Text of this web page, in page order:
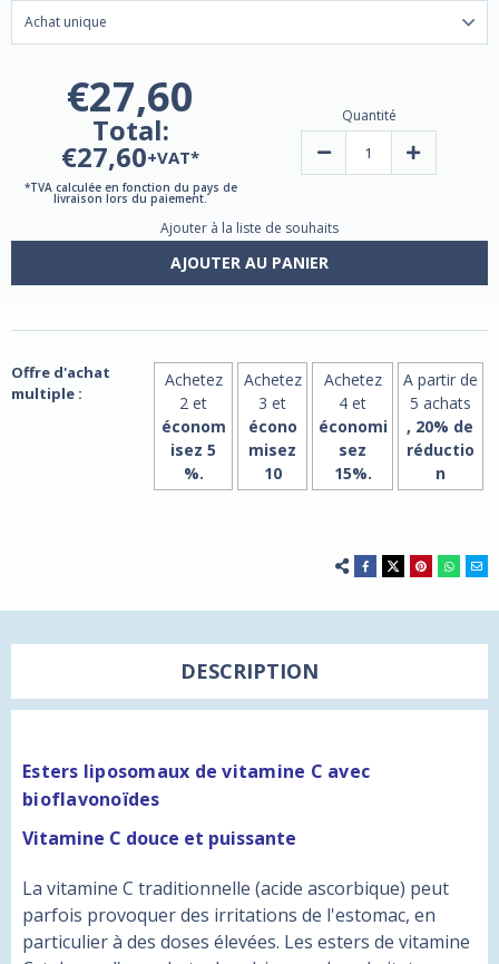
€27,60
Total:
€27,60+VAT*
*TVA calculée en fonction du pays de
livraison lors du paiement.
Quantité
Réduction
liposomaux
de
vitamine
Biomedical
de
Biomedical
Ajouter à la liste de souhaits
AJOUTER AU PANIER
Offre d'achat
multiple :
Achetez
2 et
économ
isez 5
%.
Achetez
3 et
écono
misez
10
Achetez
4 et
économi
sez
15%.
A partir de
5 achats
, 20% de
réductio
n
DESCRIPTION
Esters liposomaux de vitamine C avec
bioflavonoïdes
Vitamine C douce et puissante
La vitamine C traditionnelle (acide ascorbique) peut
parfois provoquer des irritations de l'estomac, en
particulier à des doses élevées. Les esters de vitamine